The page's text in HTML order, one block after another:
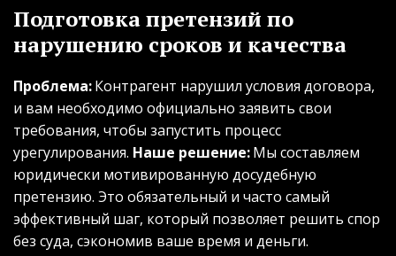
Подготовка претензий по
нарушению сроков и качества
Проблема: Контрагент нарушил условия договора,
и вам необходимо официально заявить свои
требования, чтобы запустить процесс
урегулирования. Наше решение: Мы составляем
юридически мотивированную досудебную
претензию. Это обязательный и часто самый
эффективный шаг, который позволяет решить спор
без суда, сэкономив ваше время и деньги.